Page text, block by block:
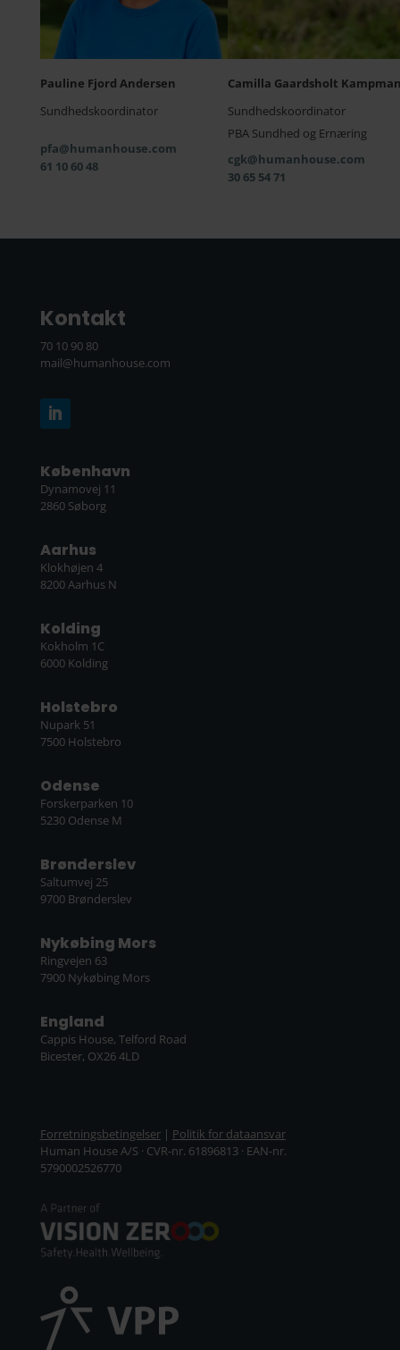
Pauline Fjord Andersen
Sundhedskoordinator
pfa@humanhouse.com
61 10 60 48
Camilla Gaardsholt
Sundhedskoordinator
PBA Sundhed og Ernæring
cgk@humanhouse.com
30 65 54 71
Kontakt
70 10 90 80
mail@humanhouse.com
København
Dynamovej 11
2860 Søborg
Aarhus
Klokhøjen 4
8200 Aarhus N
Kolding
Kokholm 1C
6000 Kolding
Holstebro
Nupark 51
7500 Holstebro
Odense
Forskerparken 10
5230 Odense M
Brønderslev
Saltumvej 25
9700 Brønderslev
Nykøbing Mors
Ringvejen 63
7900 Nykøbing Mors
England
Cappis House, Telford Road
Bicester, OX26 4LD
Forretningsbetingelser| Politik for dataansvar
Human House A/S · CVR-nr. 61896813 · EAN-nr.
5790002526770